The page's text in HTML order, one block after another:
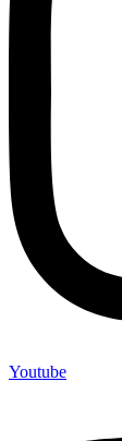
Youtube